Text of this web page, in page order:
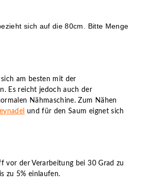
sich auf die 80cm. Bitte Menge
am besten mit der
Es reicht jedoch auch der
Nähmaschine. Zum Nähen
und für den Saum eignet sich
vor der Verarbeitung bei 30 Grad zu
zu 5% einlaufen.